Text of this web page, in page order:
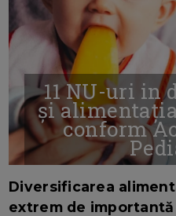
11 NU-uri in
și
conform
Diversificarea
extrem de